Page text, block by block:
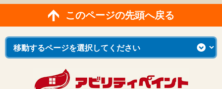
このページの先頭へ戻る